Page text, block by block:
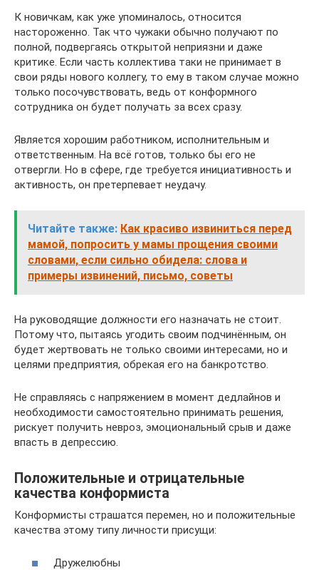
К новичкам, как уже упоминалось, относится
настороженно. Так что чужаки обычно получают по
полной, подвергаясь открытой неприязни и даже
критике. Если часть коллектива таки не принимает в
свои ряды нового коллегу, то ему в таком случае можно
только посочувствовать, ведь от конформного
сотрудника он будет получать за всех сразу.
Является хорошим работником, исполнительным и
ответственным. На всё готов, только бы его не
отвергли. Но в сфере, где требуется инициативность и
активность, он претерпевает неудачу.
Читайте также: Как красиво извиниться перед
мамой, попросить у мамы прощения своими
словами, если сильно обидела: слова и
примеры извинений, письмо, советы
На руководящие должности его назначать не стоит.
Потому что, пытаясь угодить своим подчинённым, он
будет жертвовать не только своими интересами, но и
целями предприятия, обрекая его на банкротство.
Не справляясь с напряжением в момент дедлайнов и
необходимости самостоятельно принимать решения,
рискует получить невроз, эмоциональный срыв и даже
впасть в депрессию.
Положительные и отрицательные
качества конформиста
Конформисты страшатся перемен, но и положительные
качества этому типу личности присущи:
Дружелюбны